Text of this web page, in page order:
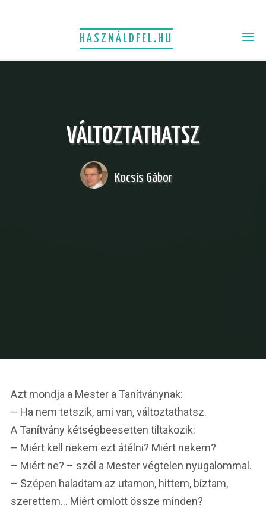
HASZNÁLDFEL.HU
VÁLTOZTATHATSZ
Kocsis Gábor
Azt mondja a Mester a Tanítványnak:
– Ha nem tetszik, ami van, változtathatsz.
A Tanítvány kétségbeesetten tiltakozik:
– Miért kell nekem ezt átélni? Miért nekem?
– Miért ne? – szól a Mester végtelen nyugalommal.
– Szépen haladtam az utamon, hittem, bíztam,
szerettem… Miért omlott össze minden?